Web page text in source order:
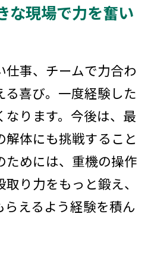
な現場で力を奮い
仕事、チームで力合わ
る喜び。一度経験した
なります。今後は、最
解体にも挑戦すること
ためには、重機の操作
り力をもっと鍛え、
えるよう経験を積ん